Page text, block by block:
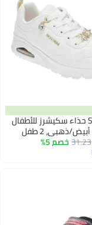
SKECHERS حذاء سكيشرز للأطفال
أونو جين1، أبيض/ذهبي، 2 طفل
31.23خصم 5%